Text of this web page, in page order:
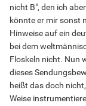
nicht B", den ich
könnte er mir sonst
Hinweise auf ein
bei dem
Floskeln nicht. Nun
dieses
heißt das doch
Weise